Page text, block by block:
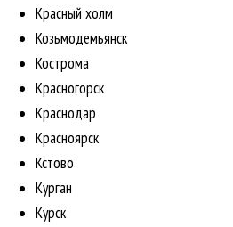
Красный холм
Козьмодемьянск
Кострома
Красногорск
Краснодар
Красноярск
Кстово
Курган
Курск